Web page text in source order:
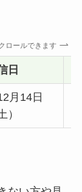
クロールできます
日
月14日
）